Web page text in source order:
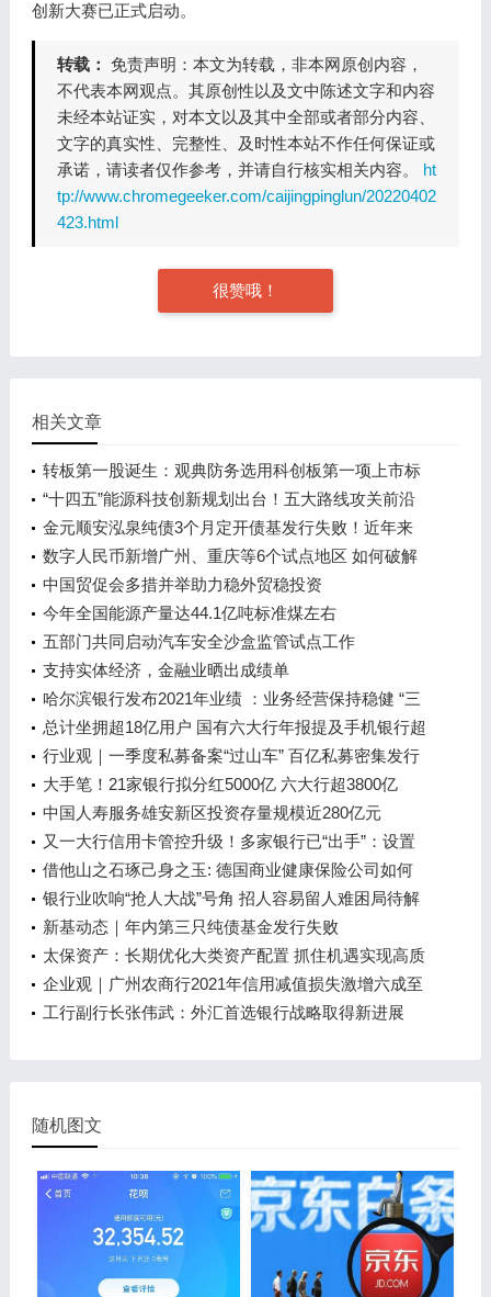
创新大赛已正式启动。
转载： 免责声明：本文为转载，非本网原创内容，
不代表本网观点。其原创性以及文中陈述文字和内容
未经本站证实，对本文以及其中全部或者部分内容、
文字的真实性、完整性、及时性本站不作任何保证或
承诺，请读者仅作参考，并请自行核实相关内容。 ht
tp://www.chromegeeker.com/caijingpinglun/20220402
423.html
很赞哦！
相关文章
转板第一股诞生：观典防务选用科创板第一项上市标
准转板成功
“十四五”能源科技创新规划出台！五大路线攻关前沿
技术
金元顺安泓泉纯债3个月定开债基发行失败！近年来
多次“踩雷”暴露债券投资问题
数字人民币新增广州、重庆等6个试点地区 如何破解
发展新问题？
中国贸促会多措并举助力稳外贸稳投资
今年全国能源产量达44.1亿吨标准煤左右
五部门共同启动汽车安全沙盒监管试点工作
支持实体经济，金融业晒出成绩单
哈尔滨银行发布2021年业绩 ：业务经营保持稳健 “三
驾马车”成效初显 信贷投放回归本土 高质量服务实体
经济
总计坐拥超18亿用户 国有六大行年报提及手机银行超
百次
行业观｜一季度私募备案“过山车” 百亿私募密集发行
新产品
大手笔！21家银行拟分红5000亿 六大行超3800亿
中国人寿服务雄安新区投资存量规模近280亿元
又一大行信用卡管控升级！多家银行已“出手”：设置
持卡数量上限、限制非消费类交易……
借他山之石琢己身之玉: 德国商业健康保险公司如何
在激烈竞争中实现可持续发展？
银行业吹响“抢人大战”号角 招人容易留人难困局待解
新基动态｜年内第三只纯债基金发行失败
太保资产：长期优化大类资产配置 抓住机遇实现高质
量发展
企业观｜广州农商行2021年信用减值损失激增六成至
126亿元 归母净利连续两年跌超30%
工行副行长张伟武：外汇首选银行战略取得新进展
随机图文